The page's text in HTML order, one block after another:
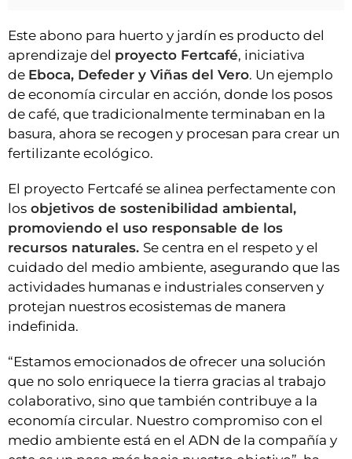
Este abono para huerto y jardín es producto del
aprendizaje del proyecto Fertcafé, iniciativa
de Eboca, Defeder y Viñas del Vero. Un ejemplo
de economía circular en acción, donde los posos
de café, que tradicionalmente terminaban en la
basura, ahora se recogen y procesan para crear un
fertilizante ecológico.
El proyecto Fertcafé se alinea perfectamente con
los objetivos de sostenibilidad ambiental,
promoviendo el uso responsable de los
recursos naturales. Se centra en el respeto y el
cuidado del medio ambiente, asegurando que las
actividades humanas e industriales conserven y
protejan nuestros ecosistemas de manera
indefinida.
“Estamos emocionados de ofrecer una solución
que no solo enriquece la tierra gracias al trabajo
colaborativo, sino que también contribuye a la
economía circular. Nuestro compromiso con el
medio ambiente está en el ADN de la compañía y